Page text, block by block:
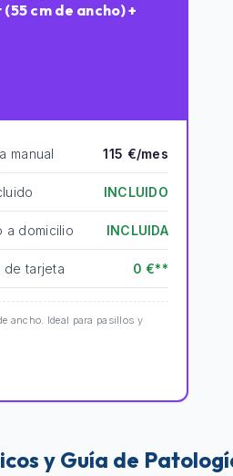
cm de ancho) +
manual 115 €/mes
INCLUIDO
a domicilio INCLUIDA
de tarjeta 0 €**
ancho. Ideal para pasillos y
y Guía de